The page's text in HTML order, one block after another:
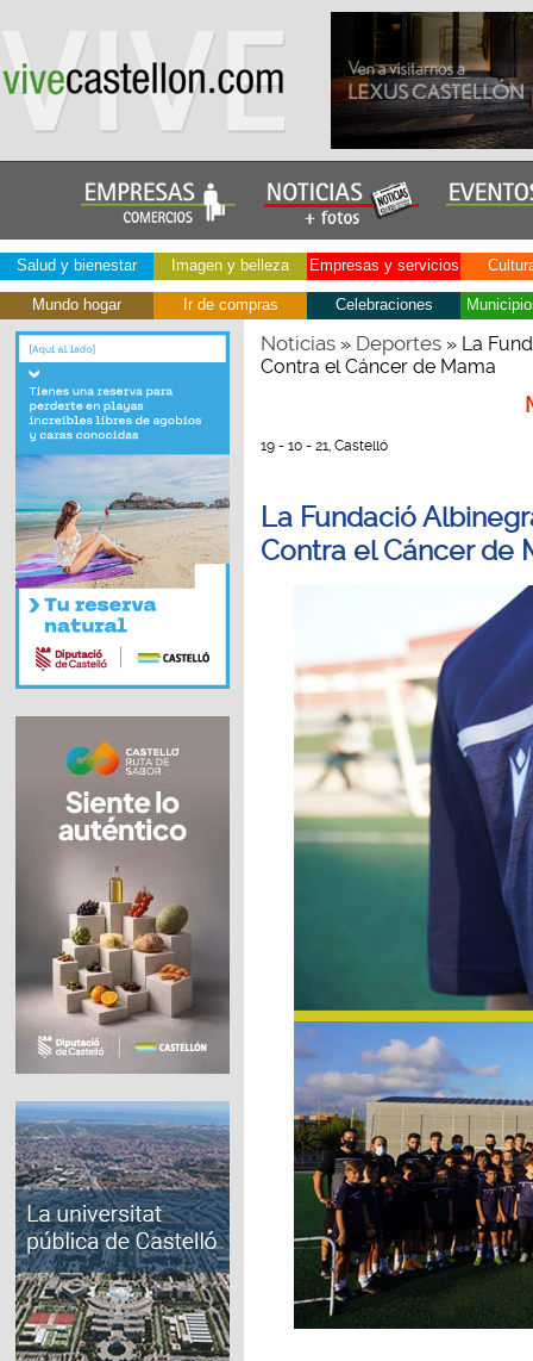
Salud y bienestar Imagen y belleza Empresas y servicios
Mundo hogar Ir de compras Celebraciones
Noticias» Deportes» La
Contra el Cáncer de Mama
19 - 10 - 21, Castelló
La Fundació
Contra el Cáncer de